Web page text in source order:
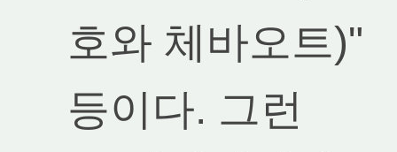
호와 체바오트)"
등이다. 그런